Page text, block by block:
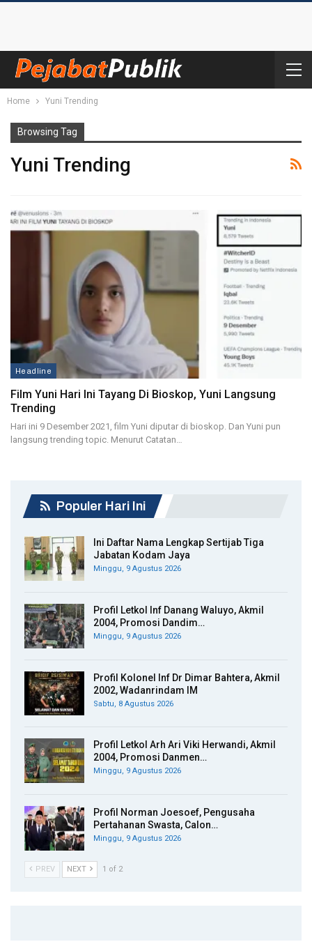
Home Yuni Trending
Browsing Tag
Yuni Trending
Headline
Film Yuni Hari Ini Tayang Di Bioskop, Yuni Langsung
Trending
Hari ini 9 Desember 2021, film Yuni diputar di bioskop. Dan Yuni pun
langsung trending topic. Menurut Catatan…
Populer Hari Ini
Ini Daftar Nama Lengkap Sertijab Tiga
Jabatan Kodam Jaya
Minggu, 9 Agustus 2026
Profil Letkol Inf Danang Waluyo, Akmil
2004, Promosi Dandim…
Minggu, 9 Agustus 2026
Profil Kolonel Inf Dr Dimar Bahtera, Akmil
2002, Wadanrindam IM
Sabtu, 8 Agustus 2026
Profil Letkol Arh Ari Viki Herwandi, Akmil
2004, Promosi Danmen…
Minggu, 9 Agustus 2026
Profil Norman Joesoef, Pengusaha
Pertahanan Swasta, Calon…
Minggu, 9 Agustus 2026
PREV NEXT 1 of 2